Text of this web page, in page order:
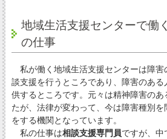
地域生活支援センターで働
の仕事
私が働く地域生活支援センターは障害
談支援を行うところであり、障害のあ
供するところです。元々は精神障害のあ
たが、法律が変わって、今は障害種別
をする機関となっています。
私の仕事は相談支援専門員ですが、中